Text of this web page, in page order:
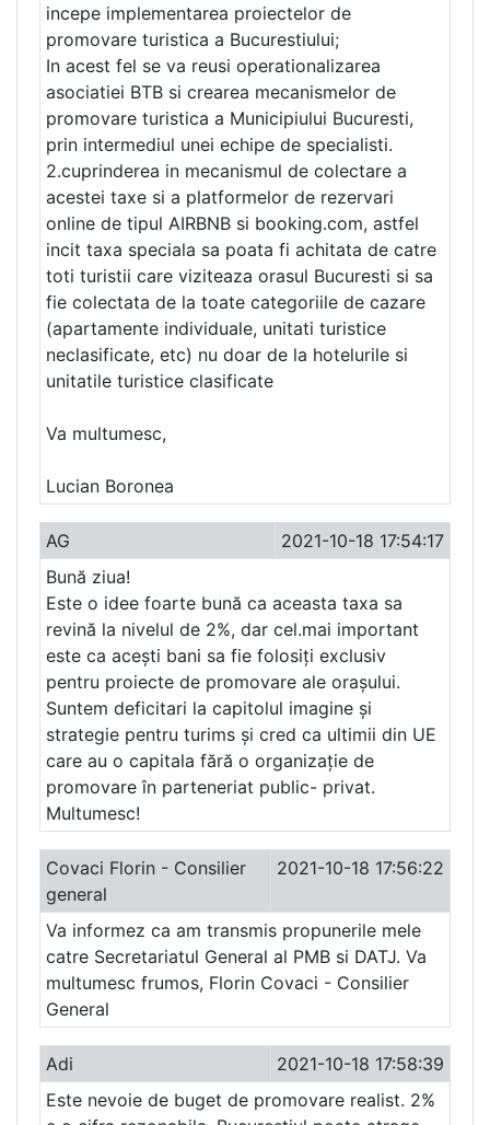
incepe implementarea proiectelor de
promovare turistica a Bucurestiului;
In acest fel se va reusi operationalizarea
asociatiei BTB si crearea mecanismelor de
promovare turistica a Municipiului Bucuresti,
prin intermediul unei echipe de specialisti.
2.cuprinderea in mecanismul de colectare a
acestei taxe si a platformelor de rezervari
online de tipul AIRBNB si booking.com, astfel
incit taxa speciala sa poata fi achitata de catre
toti turistii care viziteaza orasul Bucuresti si sa
fie colectata de la toate categoriile de cazare
(apartamente individuale, unitati turistice
neclasificate, etc) nu doar de la hotelurile si
unitatile turistice clasificate
Va multumesc,
Lucian Boronea
AG
2021-10-18 17:54:17
Bună ziua!
Este o idee foarte bună ca aceasta taxa sa
revină la nivelul de 2%, dar cel.mai important
este ca acești bani sa fie folosiți exclusiv
pentru proiecte de promovare ale orașului.
Suntem deficitari la capitolul imagine și
strategie pentru turims și cred ca ultimii din UE
care au o capitala fără o organizație de
promovare în parteneriat public- privat.
Multumesc!
Covaci Florin - Consilier
general
2021-10-18 17:56:22
Va informez ca am transmis propunerile mele
catre Secretariatul General al PMB si DATJ. Va
multumesc frumos, Florin Covaci - Consilier
General
Adi
2021-10-18 17:58:39
Este nevoie de buget de promovare realist. 2%